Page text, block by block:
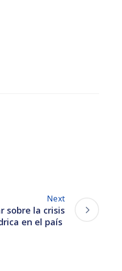
Next
sobre la crisis
en el país